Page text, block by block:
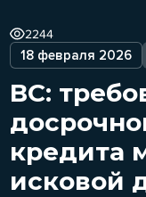
18 февраля 2026
2244
ВС:
кредита
исковой